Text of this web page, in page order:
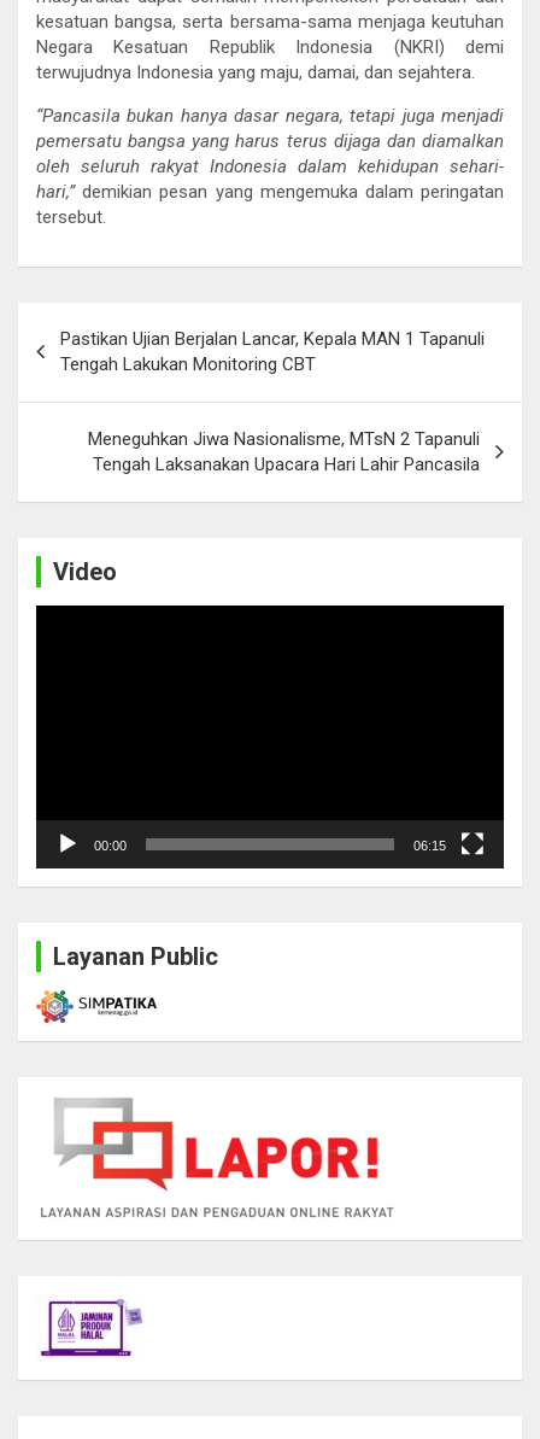
kesatuan bangsa, serta bersama-sama menjaga keutuhan
Negara Kesatuan Republik Indonesia (NKRI) demi
terwujudnya Indonesia yang maju, damai, dan sejahtera.
“Pancasila bukan hanya dasar negara, tetapi juga menjadi
pemersatu bangsa yang harus terus dijaga dan diamalkan
oleh seluruh rakyat Indonesia dalam kehidupan sehari-
hari,”demikian pesan yang mengemuka dalam peringatan
tersebut.
navigation
Pastikan Ujian Berjalan Lancar, Kepala MAN 1 Tapanuli
Tengah Lakukan Monitoring CBT
Meneguhkan Jiwa Nasionalisme, MTsN 2 Tapanuli
Tengah Laksanakan Upacara Hari Lahir Pancasila
Video
00:00 06:15
Layanan Public